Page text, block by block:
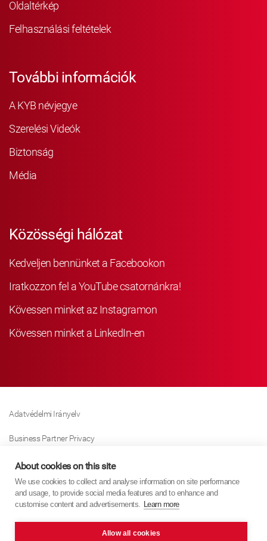
Oldaltérkép
Felhasználási feltételek
További információk
A KYB névjegye
Szerelési Videók
Biztonság
Média
Közösségi hálózat
Kedveljen bennünket a Facebookon
Iratkozzon fel a YouTube csatornánkra!
Kövessen minket az Instagramon
Kövessen minket a LinkedIn-en
Adatvédelmi Irányelv
Business Partner Privacy
Sütikre Vonatkozó Irányelv
Modern Slavery Act Policy
About cookies on this site
We use cookies to collect and analyse information on site performance
and usage, to provide social media features and to enhance and
customise content and advertisements. Learn more
Allow all cookies